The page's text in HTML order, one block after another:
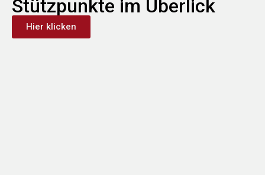
Stützpunkte im Überlick
Hier klicken